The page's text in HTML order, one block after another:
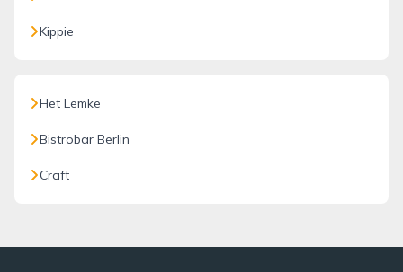
Kippie
Het Lemke
Bistrobar Berlin
Craft